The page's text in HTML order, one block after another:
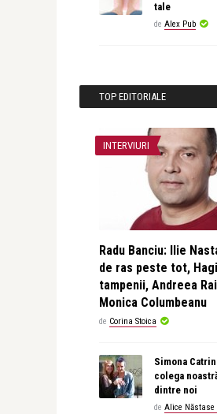
tale
de Alex Pub
TOP EDITORIALE
INTERVIURI
Radu Banciu: Ilie
de ras peste tot,
tampenii, Andreea
Monica Columbeanu
de Corina Stoica
Simona
colega
dintre noi
de Alice Năstase